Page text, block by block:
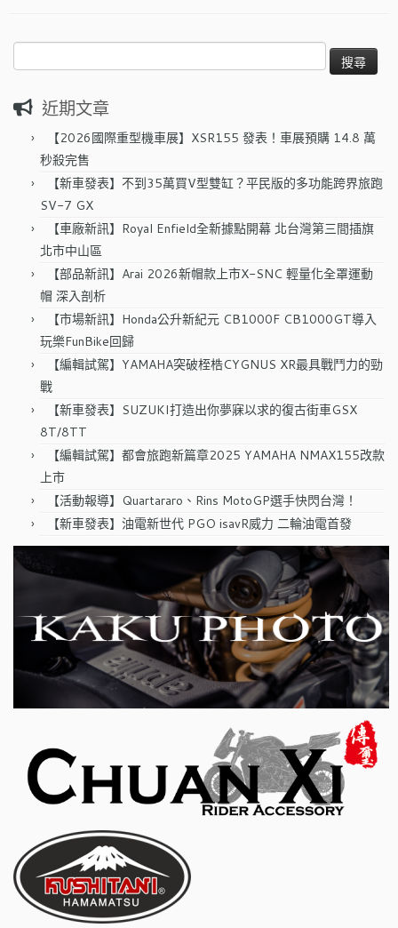
尋
鍵
近期文章
【2026國際重型機車展】XSR155 發表！車展預購 14.8 萬
秒殺完售
【新車發表】不到35萬買V型雙缸？平民版的多功能跨界旅跑
SV-7 GX
【車廠新訊】Royal Enfield全新據點開幕 北台灣第三間插旗
北市中山區
【部品新訊】Arai 2026新帽款上市X-SNC 輕量化全罩運動
帽 深入剖析
【市場新訊】Honda公升新紀元 CB1000F CB1000GT導入
玩樂FunBike回歸
【編輯試駕】YAMAHA突破桎梏CYGNUS XR最具戰鬥力的勁
戰
【新車發表】SUZUKI打造出你夢寐以求的復古街車GSX
8T/8TT
【編輯試駕】都會旅跑新篇章2025 YAMAHA NMAX155改款
上市
【活動報導】Quartararo、Rins MotoGP選手快閃台灣！
【新車發表】油電新世代 PGO isavR威力 二輪油電首發